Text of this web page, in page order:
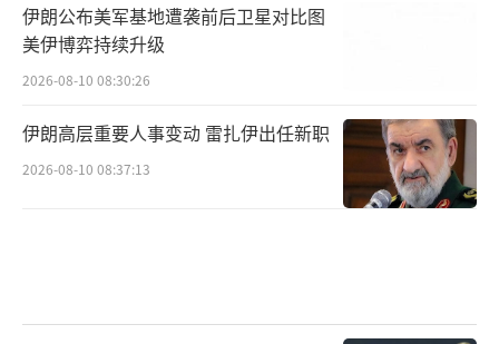
伊朗公布美军基地遭袭前后卫星对比图
美伊博弈持续升级
2026-08-10 08:30:26
伊朗高层重要人事变动 雷扎伊出任新职
2026-08-10 08:37:13